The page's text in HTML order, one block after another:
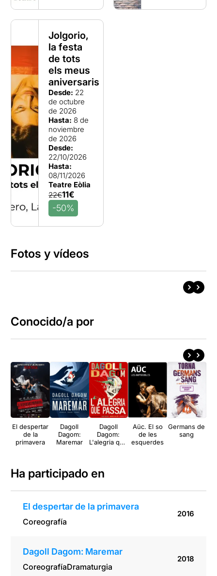
Jolgorio,
la festa
de tots
els meus
aniversaris
Desde: 22
de octubre
de 2026
Hasta: 8 de
noviembre
de 2026
Desde:
22/10/2026
Hasta:
08/11/2026
Teatre Eòlia
22€11€
-50%
Fotos y vídeos
Conocido/a por
El despertar
de la
primavera
Dagoll
Dagom:
Maremar
Dagoll
Dagom:
L'alegria que
Aüc. El so
de les
esquerdes
Germans de
sang
Ha participado en
El despertar de la primavera
Coreografía
2016
Dagoll Dagom: Maremar
CoreografíaDramaturgia
2018